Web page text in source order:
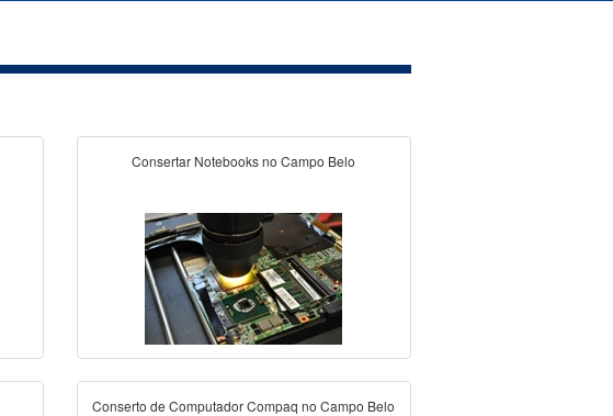
Consertar Notebooks no Campo Belo
Conserto de Computador Compaq no Campo Belo